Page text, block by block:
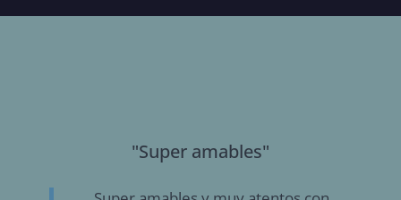
"La atención clínica de 10"